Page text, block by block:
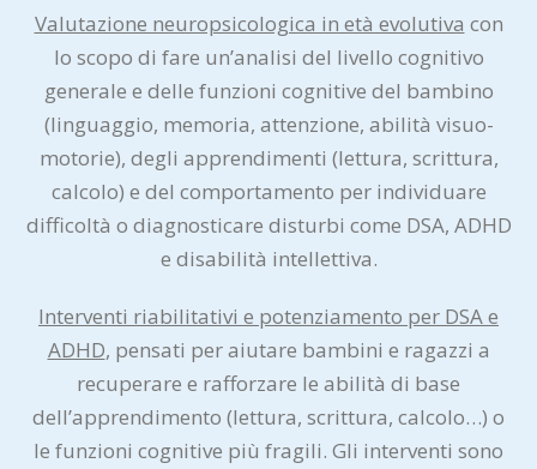
Valutazione neuropsicologica in età evolutiva con
lo scopo di fare un’analisi del livello cognitivo
generale e delle funzioni cognitive del bambino
(linguaggio, memoria, attenzione, abilità visuo-
motorie), degli apprendimenti (lettura, scrittura,
calcolo) e del comportamento per individuare
difficoltà o diagnosticare disturbi come DSA, ADHD
e disabilità intellettiva.
Interventi riabilitativi e potenziamento per DSA e
ADHD, pensati per aiutare bambini e ragazzi a
recuperare e rafforzare le abilità di base
dell’apprendimento (lettura, scrittura, calcolo…) o
le funzioni cognitive più fragili. Gli interventi sono